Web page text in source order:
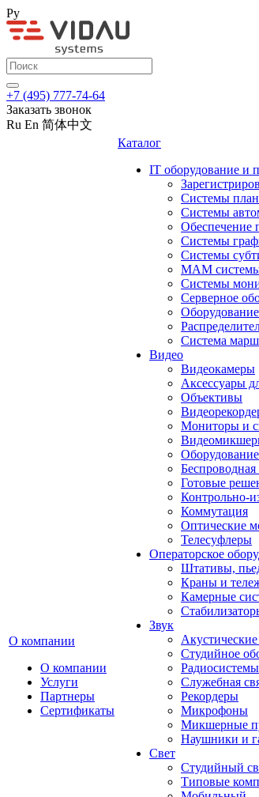
Ру
+7 (495) 777-74-64
Заказать звонок
Ru En 简体中文
О компании
О компании
Услуги
Партнеры
Сертификаты
Каталог
IT оборудование и
Системы
Системы
Обеспечение
Системы
Системы
MAM
Системы
Серверное
Система
Видео
Видеокамеры
Аксессуары
Объективы
Мониторы и
Беспроводная
Готовые
Контрольно-
Коммутация
Оптические
Телесуфлеры
Операторское
Штативы,
Краны и
Камерные
Звук
Студийное
Радиосистемы
Служебная
Рекордеры
Микрофоны
Микшерные
Наушники и
Свет
Студийный
Типовые